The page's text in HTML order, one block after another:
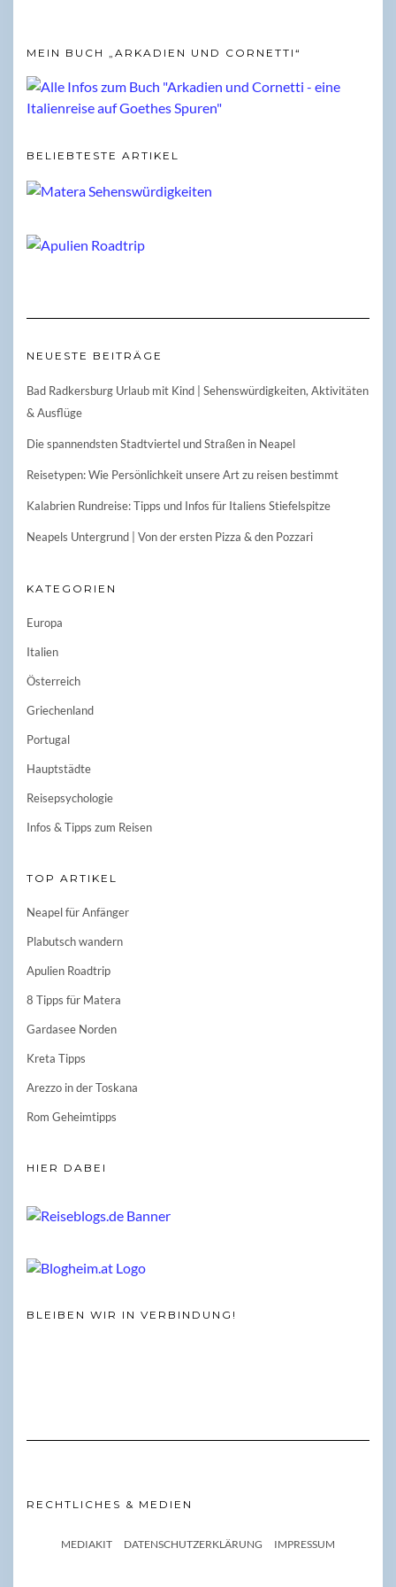
MEIN BUCH „ARKADIEN UND CORNETTI“
BELIEBTESTE ARTIKEL
NEUESTE BEITRÄGE
Bad Radkersburg Urlaub mit Kind | Sehenswürdigkeiten, Aktivitäten
& Ausflüge
Die spannendsten Stadtviertel und Straßen in Neapel
Reisetypen: Wie Persönlichkeit unsere Art zu reisen bestimmt
Kalabrien Rundreise: Tipps und Infos für Italiens Stiefelspitze
Neapels Untergrund | Von der ersten Pizza & den Pozzari
KATEGORIEN
Europa
Italien
Österreich
Griechenland
Portugal
Hauptstädte
Reisepsychologie
Infos & Tipps zum Reisen
TOP ARTIKEL
Neapel für Anfänger
Plabutsch wandern
Apulien Roadtrip
8 Tipps für Matera
Gardasee Norden
Kreta Tipps
Arezzo in der Toskana
Rom Geheimtipps
HIER DABEI
BLEIBEN WIR IN VERBINDUNG!
RECHTLICHES & MEDIEN
MEDIAKIT DATENSCHUTZERKLÄRUNG IMPRESSUM